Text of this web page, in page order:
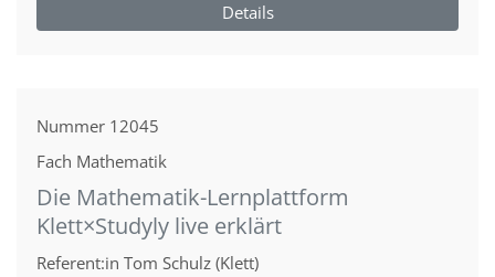
Details
Nummer 12045
Fach Mathematik
Die Mathematik-Lernplattform
Klett×Studyly live erklärt
Referent:in Tom Schulz (Klett)